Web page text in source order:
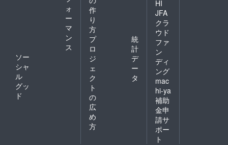
ォ
ー
マ
ン
ス
ソー
シャ
ル
グッ
ド
作
り
方
プ
ロ
ジ
ェ
ク
ト
の
広
め
方
統
計
デ
ー
タ
HI
JFA
クラ
ウド
ファ
ン
ディ
ング
mac
hi-ya
補助
金申
請サ
ポー
ト